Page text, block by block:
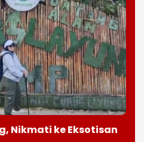
Nikmati ke Eksotisan